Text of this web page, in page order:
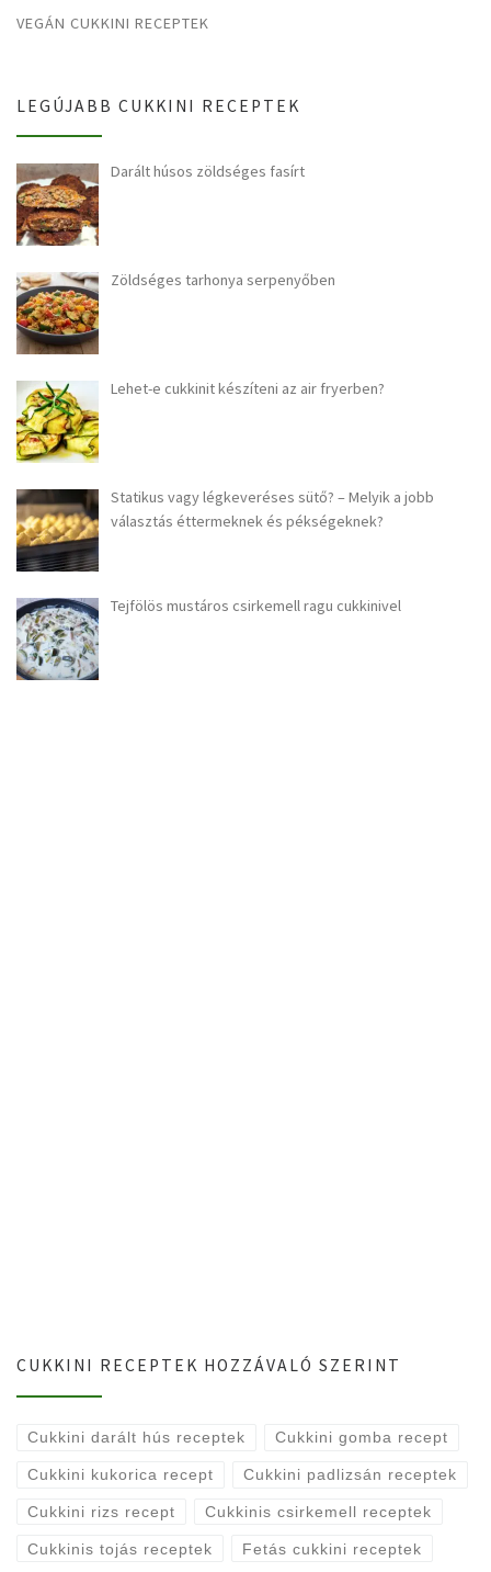
VEGÁN CUKKINI RECEPTEK
LEGÚJABB CUKKINI RECEPTEK
Darált húsos zöldséges fasírt
Zöldséges tarhonya serpenyőben
Lehet-e cukkinit készíteni az air fryerben?
Statikus vagy légkeveréses sütő? – Melyik a jobb
választás éttermeknek és pékségeknek?
Tejfölös mustáros csirkemell ragu cukkinivel
CUKKINI RECEPTEK HOZZÁVALÓ SZERINT
Cukkini darált hús receptek Cukkini gomba recept
Cukkini kukorica recept Cukkini padlizsán receptek
Cukkini rizs recept Cukkinis csirkemell receptek
Cukkinis tojás receptek Fetás cukkini receptek